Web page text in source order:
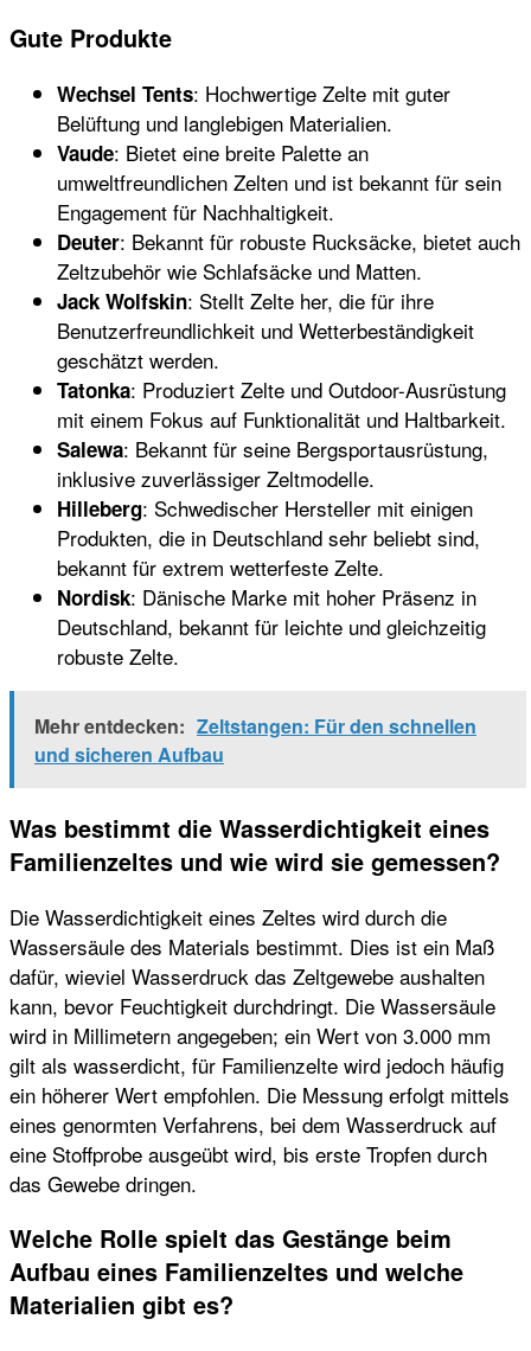
Gute Produkte
Wechsel Tents: Hochwertige Zelte mit guter
Belüftung und langlebigen Materialien.
Vaude: Bietet eine breite Palette an
umweltfreundlichen Zelten und ist bekannt für sein
Engagement für Nachhaltigkeit.
Deuter: Bekannt für robuste Rucksäcke, bietet auch
Zeltzubehör wie Schlafsäcke und Matten.
Jack Wolfskin: Stellt Zelte her, die für ihre
Benutzerfreundlichkeit und Wetterbeständigkeit
geschätzt werden.
Tatonka: Produziert Zelte und Outdoor-Ausrüstung
mit einem Fokus auf Funktionalität und Haltbarkeit.
Salewa: Bekannt für seine Bergsportausrüstung,
inklusive zuverlässiger Zeltmodelle.
Hilleberg: Schwedischer Hersteller mit einigen
Produkten, die in Deutschland sehr beliebt sind,
bekannt für extrem wetterfeste Zelte.
Nordisk: Dänische Marke mit hoher Präsenz in
Deutschland, bekannt für leichte und gleichzeitig
robuste Zelte.
Mehr entdecken: Zeltstangen: Für den schnellen
und sicheren Aufbau
Was bestimmt die Wasserdichtigkeit eines
Familienzeltes und wie wird sie gemessen?
Die Wasserdichtigkeit eines Zeltes wird durch die
Wassersäule des Materials bestimmt. Dies ist ein Maß
dafür, wieviel Wasserdruck das Zeltgewebe aushalten
kann, bevor Feuchtigkeit durchdringt. Die Wassersäule
wird in Millimetern angegeben; ein Wert von 3.000 mm
gilt als wasserdicht, für Familienzelte wird jedoch häufig
ein höherer Wert empfohlen. Die Messung erfolgt mittels
eines genormten Verfahrens, bei dem Wasserdruck auf
eine Stoffprobe ausgeübt wird, bis erste Tropfen durch
das Gewebe dringen.
Welche Rolle spielt das Gestänge beim
Aufbau eines Familienzeltes und welche
Materialien gibt es?